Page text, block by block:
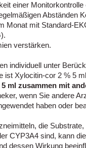
einer Monitorkontrolle
Abständen
Monat mit Standard-
verstärken.
individuell unter
ist Xylocitin-cor 2 % 5
ml zusammen mit
wenn Sie andere
haben oder
die
CYP3A4 sind, kann
dessen Wirkung